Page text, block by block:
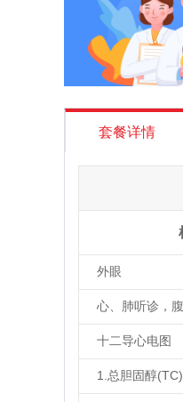
套餐详情
外眼
心、肺听诊，
十二导心电图
1.总胆固醇(TC)